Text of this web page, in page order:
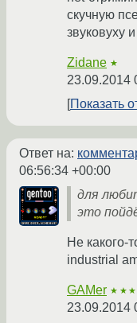
скучную
Zidane ★
23.09.2014
Показать
Ответ на:
06:56:34 +00:00
для
это
Не какого-
industrial
GAMer
23.09.2014